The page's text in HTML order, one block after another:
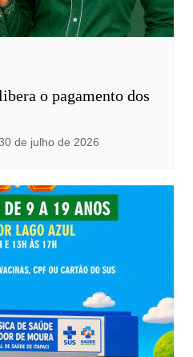
o pagamento dos
de julho de 2026